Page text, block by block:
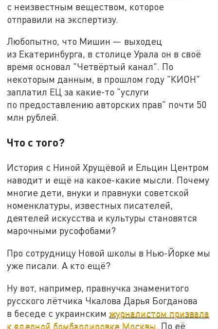
с неизвестным веществом, которое
отправили на экспертизу.
Любопытно, что Мишин — выходец
из Екатеринбурга, в столице Урала он в своё
время основал "Четвёртый канал". По
некоторым данным, в прошлом году "КИОН"
заплатил ЕЦ за какие-то "услуги
по предоставлению авторских прав" почти 50
млн рублей.
Что с того?
История с Ниной Хрущёвой и Ельцин Центром
наводит и ещё на какое-какие мысли. Почему
многие дети, внуки и правнуки советской
номенклатуры, известных писателей,
деятелей искусства и культуры становятся
марочными русофобами?
Про сотрудницу Новой школы в Нью-Йорке мы
уже писали. А кто ещё?
Ну вот, например, правнучка знаменитого
русского лётчика Чкалова Дарья Богданова
в беседе с украинским журналистом призвала
к ядерной бомбардировке Москвы. По её